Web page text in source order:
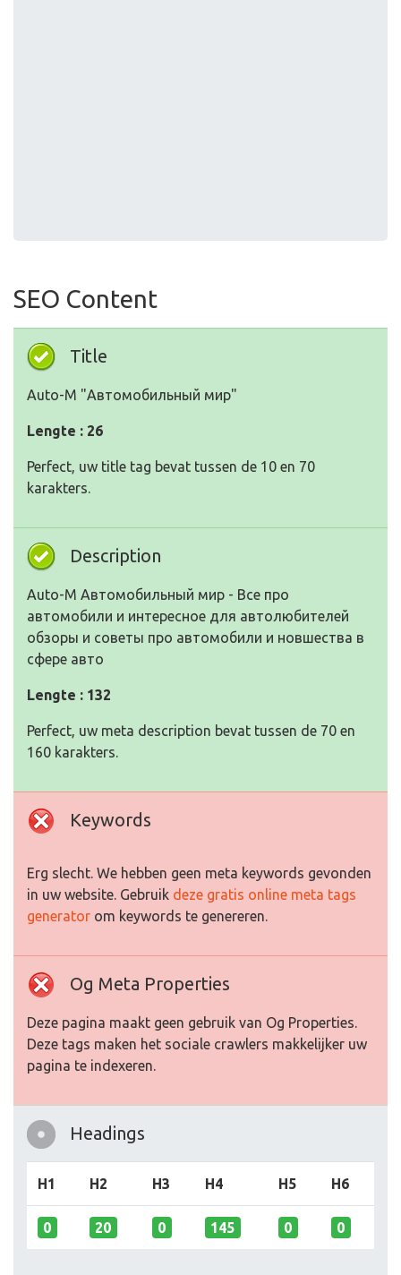
SEO Content
Title
Auto-M "Автомобильный мир"
Lengte : 26
Perfect, uw title tag bevat tussen de 10 en 70
karakters.
Description
Auto-M Автомобильный мир - Все про
автомобили и интересное для автолюбителей
обзоры и советы про автомобили и новшества в
сфере авто
Lengte : 132
Perfect, uw meta description bevat tussen de 70 en
160 karakters.
Keywords
Erg slecht. We hebben geen meta keywords gevonden
in uw website. Gebruik deze gratis online meta tags
generator om keywords te genereren.
Og Meta Properties
Deze pagina maakt geen gebruik van Og Properties.
Deze tags maken het sociale crawlers makkelijker uw
pagina te indexeren.
Headings
H1 H2 H3 H4 H5 H6
0 20 0 145 0 0